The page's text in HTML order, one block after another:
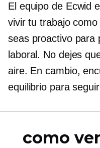
El equipo de Ecwid
vivir tu trabajo
seas proactivo para
laboral. No dejes
aire. En cambio,
equilibrio para
como